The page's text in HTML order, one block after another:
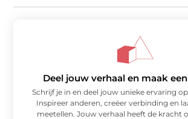
Deel jouw verhaal en maak
Schrijf je in en deel jouw unieke ervaring
Inspireer anderen, creëer verbinding en
meetellen. Jouw verhaal heeft de kracht